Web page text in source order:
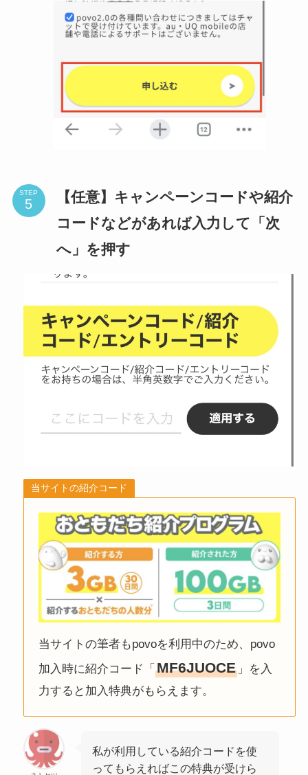
STEP
【任意】キャンペーンコードや紹介
コードなどがあれば入力して「次
へ」を押す
当サイトの紹介コード
当サイトの筆者もpovoを利用中のため、povo
加入時に紹介コード「MF6JUOCE 」を入
力すると加入特典がもらえます。
私が利用している紹介コードを使
ってもらえればこの特典が受けら